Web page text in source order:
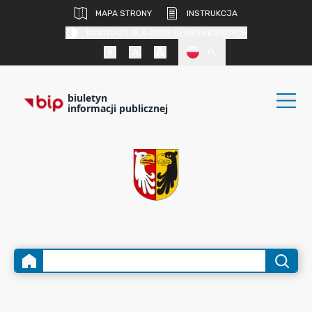
MAPA STRONY
INSTRUKCJA
biuletyn
informacji publicznej